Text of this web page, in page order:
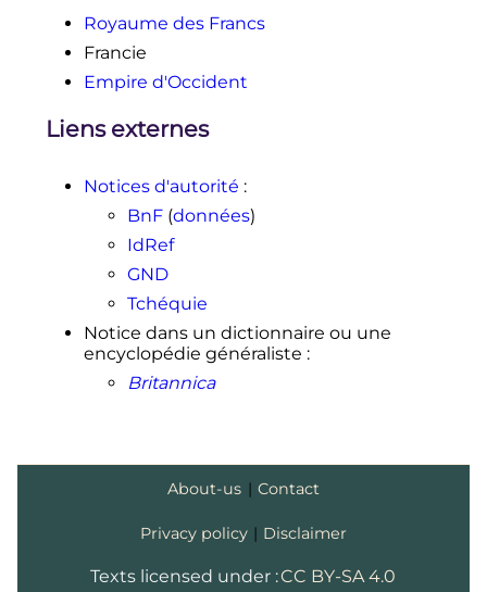
Royaume des Francs
Francie
Empire d'Occident
Liens externes
Notices d'autorité :
BnF(données)
IdRef
GND
Tchéquie
Notice dans un dictionnaire ou une
encyclopédie généraliste :
Britannica
About-us | Contact
Privacy policy Disclaimer
Texts licensed under :CC BY-SA 4.0